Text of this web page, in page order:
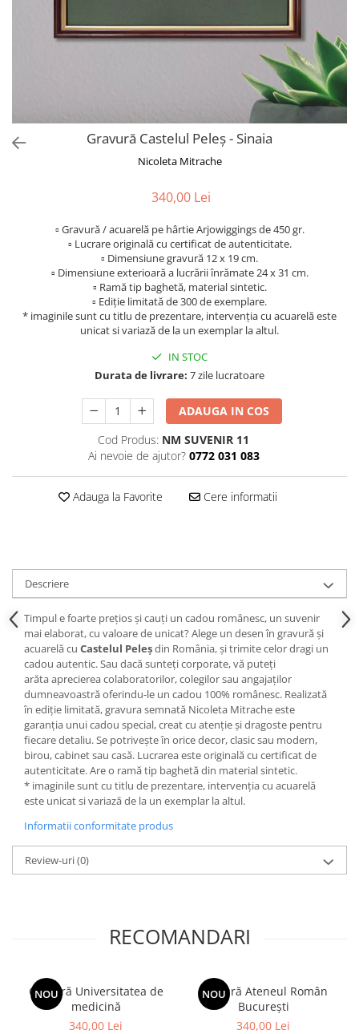
Gravură Castelul Peleș - Sinaia
Nicoleta Mitrache
340,00 Lei
▫ Gravură / acuarelă pe hârtie Arjowiggings de 450 gr.
▫ Lucrare originală cu certificat de autenticitate.
▫ Dimensiune gravură 12 x 19 cm.
▫ Dimensiune exterioară a lucrării înrămate 24 x 31 cm.
▫ Ramă tip baghetă, material sintetic.
▫ Ediție limitată de 300 de exemplare.
* imaginile sunt cu titlu de prezentare, intervenția cu acuarelă este
unicat si variază de la un exemplar la altul.
IN STOC
Durata de livrare: 7 zile lucratoare
ADAUGA IN COS
Cod Produs: NM SUVENIR 11
Ai nevoie de ajutor? 0772 031 083
Adauga la Favorite Cere informatii
Descriere
Timpul e foarte prețios și cauți un cadou românesc, un suvenir
mai elaborat, cu valoare de unicat? Alege un desen în gravură și
acuarelă cu Castelul Peleșdin România, și trimite celor dragi un
cadou autentic. Sau dacă sunteți corporate, vă puteți
arăta aprecierea colaboratorilor, colegilor sau angajaților
dumneavoastră oferindu-le un cadou 100% românesc. Realizată
în ediție limitată, gravura semnată Nicoleta Mitrache este
garanția unui cadou special, creat cu atenție și dragoste pentru
fiecare detaliu. Se potrivește în orice decor, clasic sau modern,
birou, cabinet sau casă. Lucrarea este originală cu certificat de
autenticitate. Are o ramă tip baghetă din material sintetic.
* imaginile sunt cu titlu de prezentare, intervenția cu acuarelă
este unicat si variază de la un exemplar la altul.
Informatii conformitate produs
Review-uri(0)
RECOMANDARI
NOU
Gravură Universitatea de
medicină
340,00 Lei
NOU
Gravură Ateneul Român
București
340,00 Lei